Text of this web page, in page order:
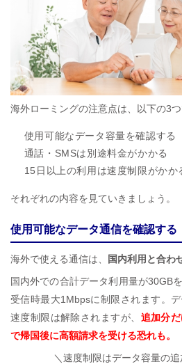
海外ローミングの注意点は、以下の3つ
使用可能なデータ容量を確認する
通話・SMSは別途料金がかかる
15日以上の利用は速度制限がかか
それぞれの内容を見ていきましょう。
使用可能なデータ通信を確認する
海外で使える通信は、 国内利用と合わ
国内外での合計データ利用量が30GB
受信時最大1Mbpsに制限されます。
速度制限は解除されますが、 追加分
で帰国後に高額請求を受ける恐れも。
＼速度制限はデータ容量の